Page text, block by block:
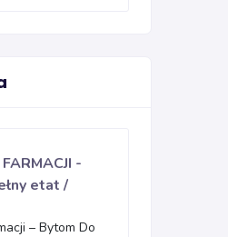
-
etat /
– Bytom Do